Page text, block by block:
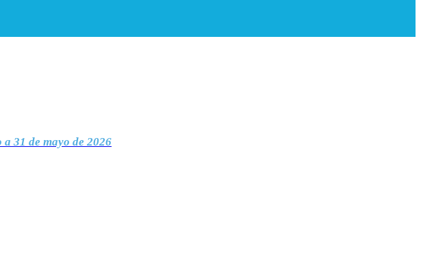
a 31 de mayo de 2026